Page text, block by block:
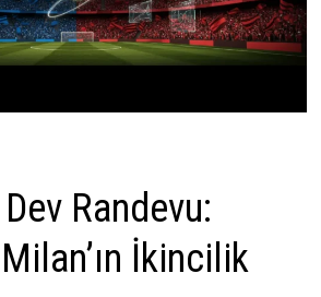
Randevu:
İkincilik